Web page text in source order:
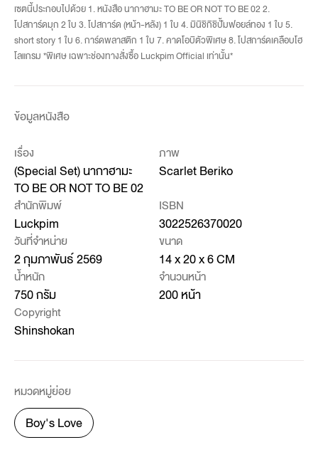
เซตนี้ประกอบไปด้วย 1. หนังสือ นากาฮามะ TO BE OR NOT TO BE 02 2.
โปสการ์ดมุก 2 ใบ 3. โปสการ์ด (หน้า-หลัง) 1 ใบ 4. มินิชิกิชิปั้มฟอยล์ทอง 1 ใบ 5.
short story 1 ใบ 6. การ์ดพลาสติก 1 ใบ 7. คาดโอบิตัวพิเศษ 8. โปสการ์ดเคลือบโฮ
โลแกรม *พิเศษ เฉพาะช่องทางสั่งซื้อ Luckpim Official เท่านั้น*
ข้อมูลหนังสือ
เรื่อง
(Special Set) นากาฮามะ
TO BE OR NOT TO BE 02
ภาพ
Scarlet Beriko
สำนักพิมพ์
Luckpim
ISBN
3022526370020
วันที่จำหน่าย
2 กุมภาพันธ์ 2569
ขนาด
14 x 20 x 6 CM
น้ำหนัก
750 กรัม
จำนวนหน้า
200 หน้า
Copyright
Shinshokan
หมวดหมู่ย่อย
Boy's Love